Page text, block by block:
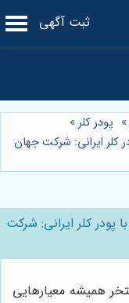
ثبت آگهی
» پودر کلر»
کلر ایرانی: شرکت جهان
پودر کلر ایرانی: شرکت
همیشه معیارهایی